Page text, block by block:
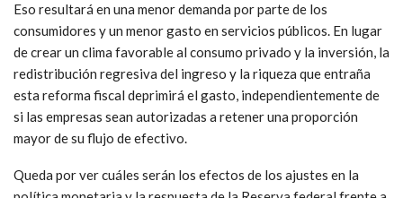
Eso resultará en una menor demanda por parte de los
consumidores y un menor gasto en servicios públicos. En lugar
de crear un clima favorable al consumo privado y la inversión, la
redistribución regresiva del ingreso y la riqueza que entraña
esta reforma fiscal deprimirá el gasto, independientemente de
si las empresas sean autorizadas a retener una proporción
mayor de su flujo de efectivo.
Queda por ver cuáles serán los efectos de los ajustes en la